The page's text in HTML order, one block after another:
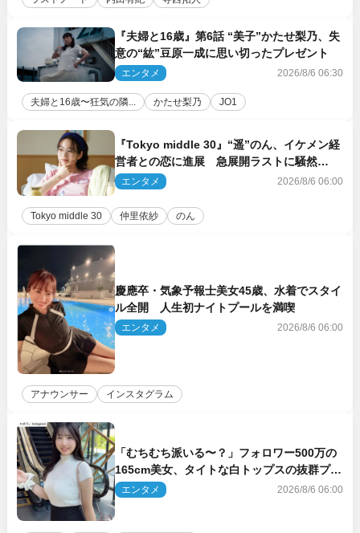
『夫婦と16歳』第6話 “美子”かたせ梨乃、失
意の“紘”豆原一成に思い切ったプレゼント
エンタメ 2026/8/6 06:30
夫婦と16歳〜狂気の隣... かたせ梨乃 JO1
『Tokyo middle 30』“遥”のん、イケメン経
営者との恋に進展 急展開ラストに騒然
「え…いきなり」「嫌な予感」
エンタメ 2026/8/6 06:00
Tokyo middle 30 仲里依紗 のん
慶應卒・気象予報士美女45歳、水着でスタイ
ル全開 人生初ナイトプールを満喫
エンタメ 2026/8/6 06:00
アナウンサー インスタグラム
「むちむち派いる〜？」フォロワー500万の
165cm美女、タイトな白トップスの抜群プロ
ポーションにネット衝撃
エンタメ 2026/8/6 06:00